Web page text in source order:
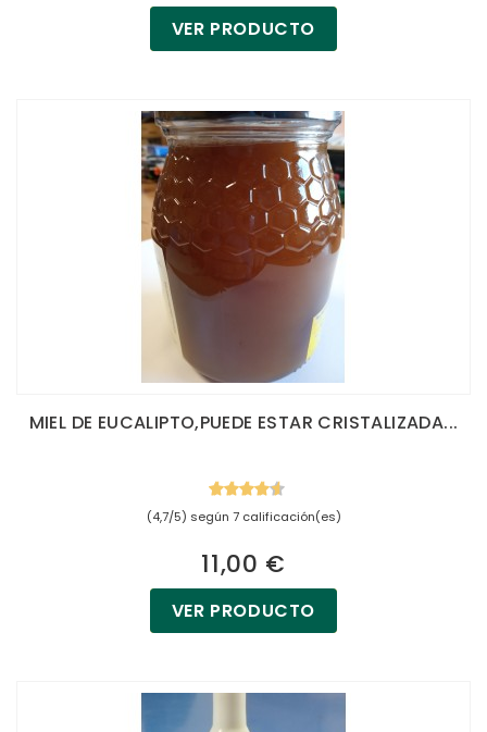
VER PRODUCTO
MIEL DE EUCALIPTO,PUEDE ESTAR CRISTALIZADA...
(4,7/5) según 7 calificación(es)
11,00 €
VER PRODUCTO